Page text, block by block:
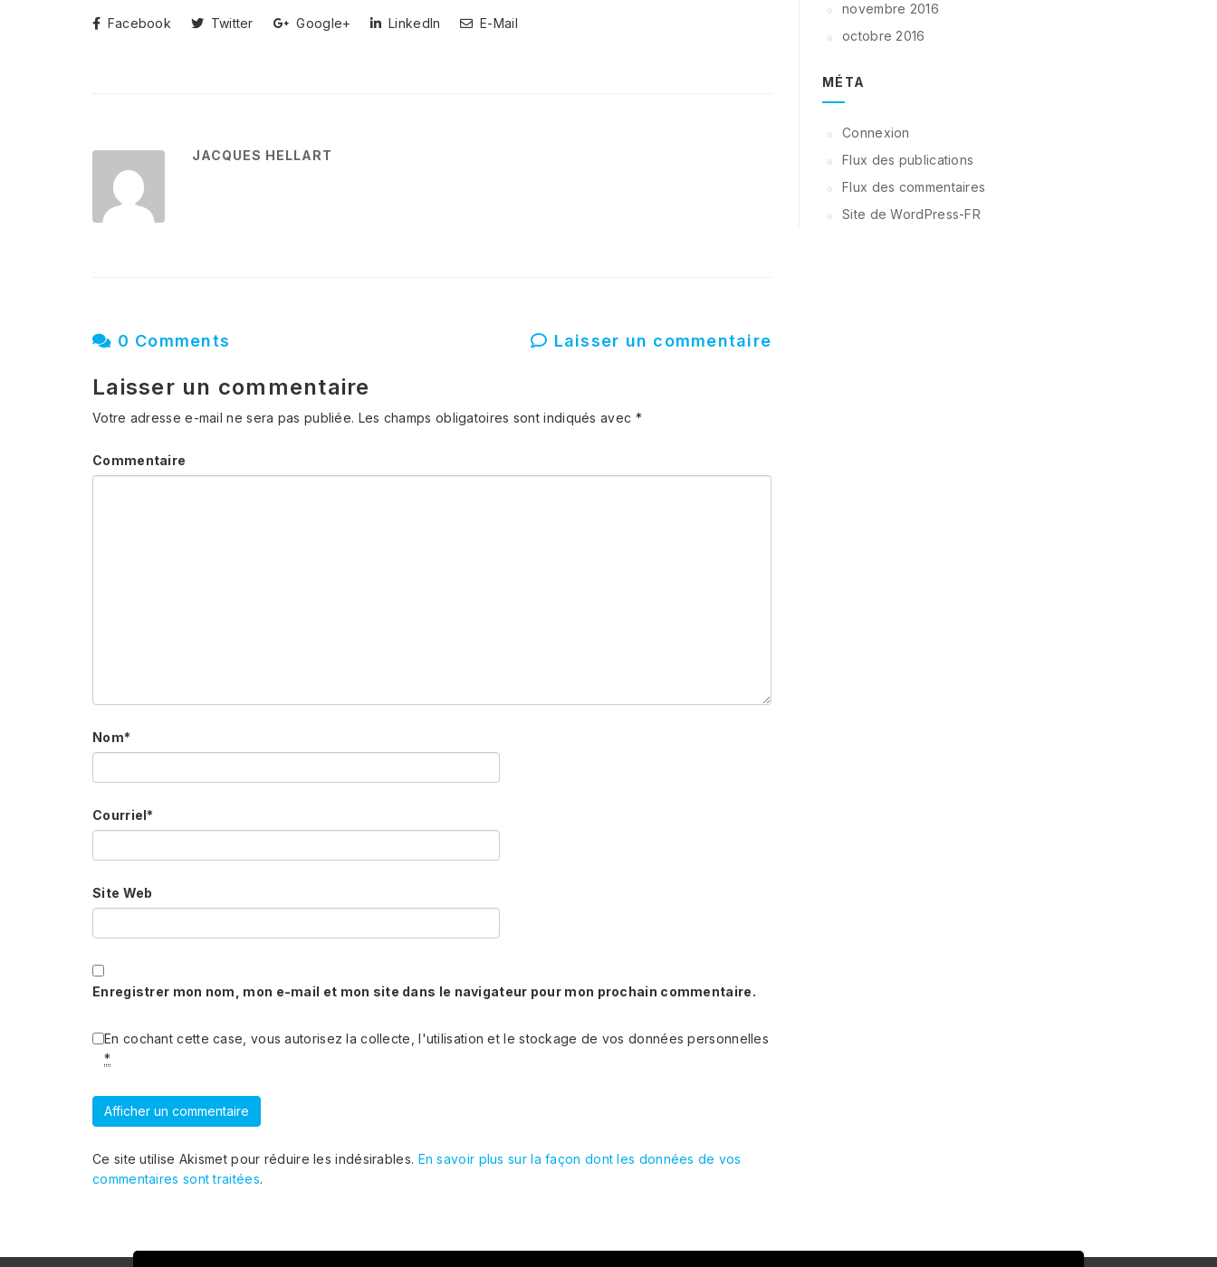
Facebook Twitter Google+ LinkedIn E-Mail
JACQUES HELLART
0 Comments Laisser un commentaire
Laisser un commentaire
Votre adresse e-mail ne sera pas publiée. Les champs obligatoires sont indiqués avec *
Commentaire
Nom*
Courriel*
Site Web
Enregistrer mon nom, mon e-mail et mon site dans le navigateur pour mon prochain commentaire.
En cochant cette case, vous autorisez la collecte, l'utilisation et le stockage de vos données personnelles
*
Ce site utilise Akismet pour réduire les indésirables. En savoir plus sur la façon dont les données de vos
commentaires sont traitées.
novembre 2016
octobre 2016
MÉTA
Connexion
Flux des publications
Flux des commentaires
Site de WordPress-FR